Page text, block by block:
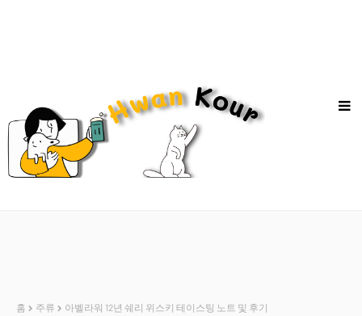
홈 주류 아벨라워 12년 쉐리 위스키 테이스팅 노트 및 후기